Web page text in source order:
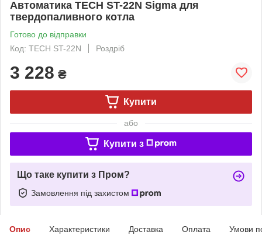
Автоматика TECH ST-22N Sigma для
твердопаливного котла
Готово до відправки
Код: TECH ST-22N
Роздріб
3 228 ₴
Купити
або
Купити з
Що таке купити з Пром?
Замовлення під захистом
Опис Характеристики Доставка Оплата Умови